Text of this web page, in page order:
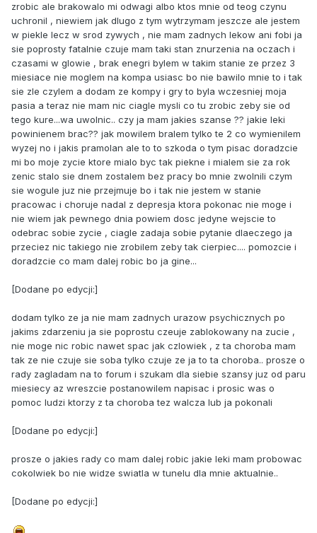
zrobic ale brakowalo mi odwagi albo ktos mnie od teog czynu
uchronil , niewiem jak dlugo z tym wytrzymam jeszcze ale jestem
w piekle lecz w srod zywych , nie mam zadnych lekow ani fobi ja
sie poprosty fatalnie czuje mam taki stan znurzenia na oczach i
czasami w glowie , brak enegri bylem w takim stanie ze przez 3
miesiace nie moglem na kompa usiasc bo nie bawilo mnie to i tak
sie zle czylem a dodam ze kompy i gry to byla wczesniej moja
pasia a teraz nie mam nic ciagle mysli co tu zrobic zeby sie od
tego kure...wa uwolnic.. czy ja mam jakies szanse ?? jakie leki
powinienem brac?? jak mowilem bralem tylko te 2 co wymienilem
wyzej no i jakis pramolan ale to to szkoda o tym pisac doradzcie
mi bo moje zycie ktore mialo byc tak piekne i mialem sie za rok
zenic stalo sie dnem zostalem bez pracy bo mnie zwolnili czym
sie wogule juz nie przejmuje bo i tak nie jestem w stanie
pracowac i choruje nadal z depresja ktora pokonac nie moge i
nie wiem jak pewnego dnia powiem dosc jedyne wejscie to
odebrac sobie zycie , ciagle zadaja sobie pytanie dlaeczego ja
przeciez nic takiego nie zrobilem zeby tak cierpiec.... pomozcie i
doradzcie co mam dalej robic bo ja gine...
[Dodane po edycji:]
dodam tylko ze ja nie mam zadnych urazow psychicznych po
jakims zdarzeniu ja sie poprostu czeuje zablokowany na zucie ,
nie moge nic robic nawet spac jak czlowiek , z ta choroba mam
tak ze nie czuje sie soba tylko czuje ze ja to ta choroba.. prosze o
rady zagladam na to forum i szukam dla siebie szansy juz od paru
miesiecy az wreszcie postanowilem napisac i prosic was o
pomoc ludzi ktorzy z ta choroba tez walcza lub ja pokonali
[Dodane po edycji:]
prosze o jakies rady co mam dalej robic jakie leki mam probowac
cokolwiek bo nie widze swiatla w tunelu dla mnie aktualnie..
[Dodane po edycji:]